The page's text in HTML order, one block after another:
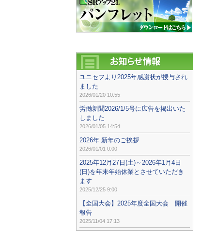
ユニセフより2025年感謝状が授与され
ました
2026/01/20 10:55
労働新聞2026/1/5号に広告を掲出いた
しました
2026/01/05 14:54
2026年 新年のご挨拶
2026/01/01 0:00
2025年12月27日(土)～2026年1月4日
(日)を年末年始休業とさせていただき
ます
2025/12/25 9:00
【全国大会】2025年度全国大会 開催
報告
2025/11/04 17:13